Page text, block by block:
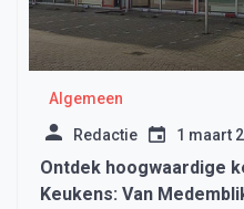
Algemeen
Redactie 1 maart
Ontdek hoogwaardige
Keukens: Van